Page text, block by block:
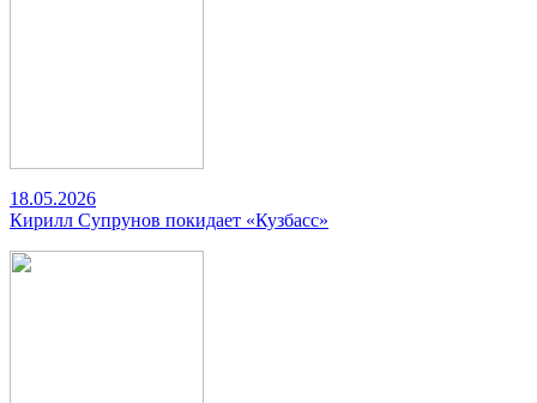
18.05.2026
Кирилл Супрунов покидает «Кузбасс»